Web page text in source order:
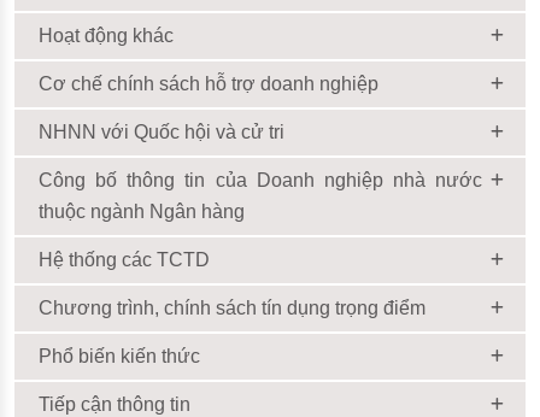
Hoạt động khác
Cơ chế chính sách hỗ trợ doanh nghiệp
NHNN với Quốc hội và cử tri
Công bố thông tin của Doanh nghiệp nhà nước
thuộc ngành Ngân hàng
Hệ thống các TCTD
Chương trình, chính sách tín dụng trọng điểm
Phổ biến kiến thức
Tiếp cận thông tin